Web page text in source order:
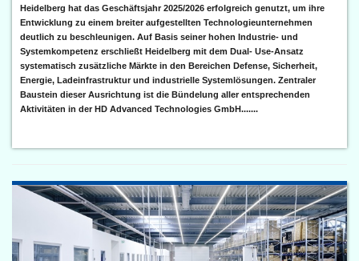
Heidelberg hat das Geschäftsjahr 2025/2026 erfolgreich genutzt, um ihre
Entwicklung zu einem breiter aufgestellten Technologieunternehmen
deutlich zu beschleunigen. Auf Basis seiner hohen Industrie- und
Systemkompetenz erschließt Heidelberg mit dem Dual- Use-Ansatz
systematisch zusätzliche Märkte in den Bereichen Defense, Sicherheit,
Energie, Ladeinfrastruktur und industrielle Systemlösungen. Zentraler
Baustein dieser Ausrichtung ist die Bündelung aller entsprechenden
Aktivitäten in der HD Advanced Technologies GmbH.......